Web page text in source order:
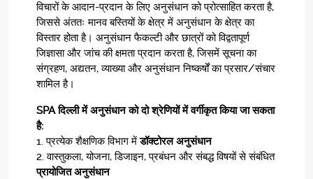
विचारों के आदान-प्रदान के लिए अनुसंधान को प्रोत्साहित करता है,
जिससे अंततः मानव बस्तियों के क्षेत्र में अनुसंधान के क्षेत्र का
विस्तार होता है। अनुसंधान फैकल्टी और छात्रों को विद्वतापूर्ण
जिज्ञासा और जांच की क्षमता प्रदान करता है, जिसमें सूचना का
संग्रहण, अद्यतन, व्याख्या और अनुसंधान निष्कर्षों का प्रसार/संचार
शामिल है।
SPA दिल्ली में अनुसंधान को दो श्रेणियों में वर्गीकृत किया जा सकता
है:
1. प्रत्येक शैक्षणिक विभाग मेंडॉक्टोरल अनुसंधान
2. वास्तुकला, योजना, डिजाइन, प्रबंधन और संबद्ध विषयों से संबंधित
प्रायोजित अनुसंधान